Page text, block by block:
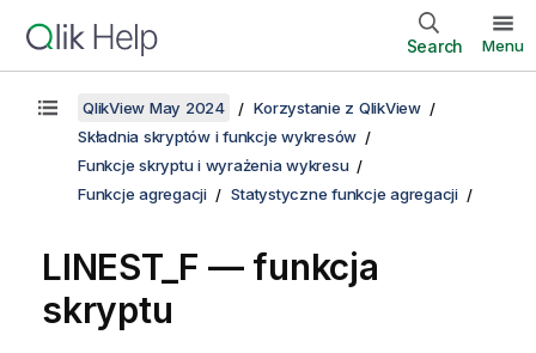
Search Menu
QlikView May 2024
Korzystanie z QlikView
Składnia skryptów i funkcje wykresów
Funkcje skryptu i wyrażenia wykresu
Funkcje agregacji
Statystyczne funkcje agregacji
LINEST_F — funkcja
skryptu